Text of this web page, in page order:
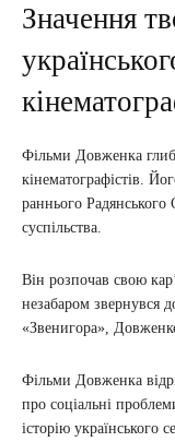
Значення
Фільми Довженка
кінематографістів.
раннього
суспільства.
Він розпочав свою
незабаром звернувся
«Звенигора»,
Фільми Довженка
про соціальні
історію українського